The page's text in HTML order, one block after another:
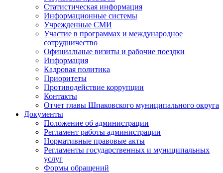
Статистическая информация
Информационные системы
Учрежденные СМИ
Участие в программах и международное
сотрудничество
Официальные визиты и рабочие поездки
Информация
Кадровая политика
Приоритеты
Противодействие коррупции
Контакты
Отчет главы Шпаковского муниципального округа
Документы
Положение об администрации
Регламент работы администрации
Нормативные правовые акты
Регламенты государственных и муниципальных
услуг
Формы обращений